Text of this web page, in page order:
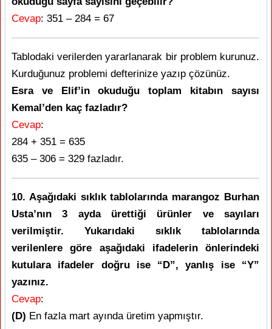
Cevap: 351 – 284 = 67
Tablodaki verilerden yararlanarak bir problem kurunuz.
Kurduğunuz problemi defterinize yazıp çözünüz.
Esra ve Elif’in okuduğu toplam kitabın sayısı
Kemal’den kaç fazladır?
Cevap:
284 + 351 = 635
635 – 306 = 329 fazladır.
10. Aşağıdaki sıklık tablolarında marangoz Burhan
Usta’nın 3 ayda ürettiği ürünler ve sayıları
verilmiştir. Yukarıdaki sıklık tablolarında
verilenlere göre aşağıdaki ifadelerin önlerindeki
kutulara ifadeler doğru ise “D”, yanlış ise “Y”
yazınız.
Cevap:
(D) En fazla mart ayında üretim yapmıştır.